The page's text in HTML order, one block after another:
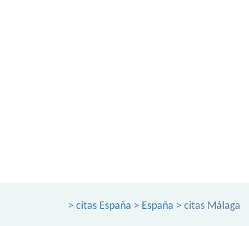
> citas España > España > citas Málaga